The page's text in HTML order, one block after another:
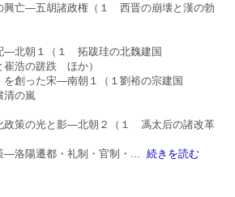
亡―五胡諸政権（１ 西晋の崩壊と漢の勃
―北朝１（１ 拓跋珪の北魏建国
浩の蹉跌 ほか）
創った宋―南朝１（１劉裕の宗建国
の嵐
策の光と影―北朝２（１ 馮太后の諸改革
洛陽遷都・礼制・官制・
続きを読む